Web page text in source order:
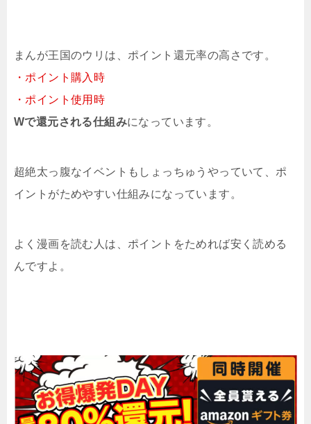
まんが王国のウリは、ポイント還元率の高さです。
・ポイント購入時
・ポイント使用時
Wで還元される仕組みになっています。
超絶太っ腹なイベントもしょっちゅうやっていて、ポ
イントがためやすい仕組みになっています。
よく漫画を読む人は、ポイントをためれば安く読める
んですよ。